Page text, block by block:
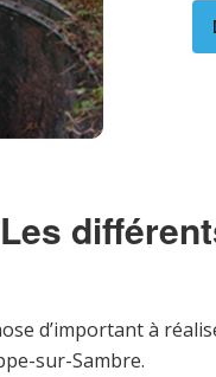
Les
d’important à
sur-Sambre.